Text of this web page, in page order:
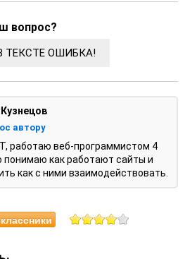
вопрос?
ТЕКСТЕ ОШИБКА!
автору
работаю веб-программистом 4
понимаю как работают сайты и
как с ними взаимодействовать.